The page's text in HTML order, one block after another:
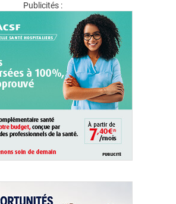
Publicités :